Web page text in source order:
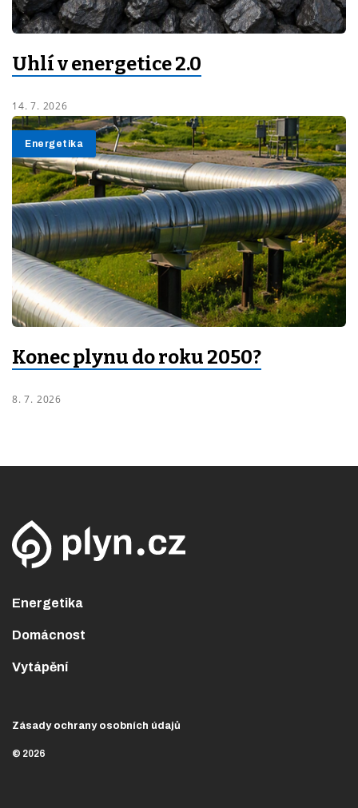
Uhlí v energetice 2.0
14. 7. 2026
Energetika
Konec plynu do roku 2050?
8. 7. 2026
Energetika
Domácnost
Vytápění
Zásady ochrany osobních údajů
© 2026